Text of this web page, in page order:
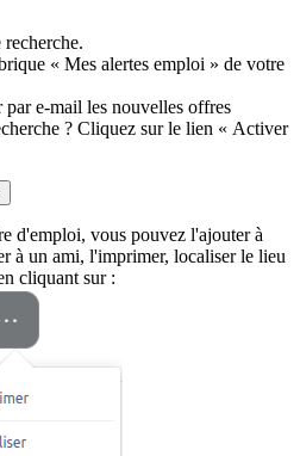
« Mes alertes emploi » de votre
par e-mail les nouvelles offres
? Cliquez sur le lien « Activer
d'emploi, vous pouvez l'ajouter à
à un ami, l'imprimer, localiser le lieu
cliquant sur :